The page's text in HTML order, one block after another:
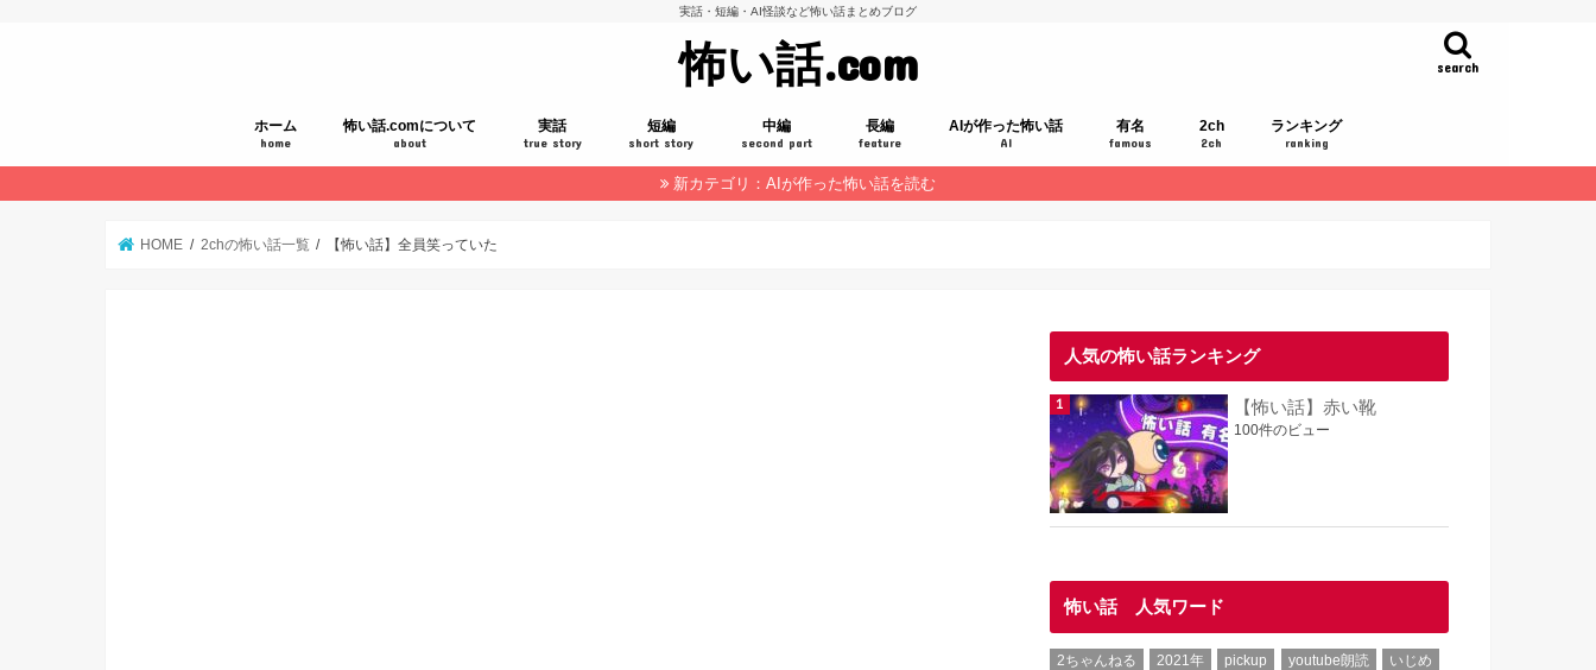
実話・短編・AI怪談など怖い話まとめブログ
怖い話.com search
ホーム
home
怖い話.comについて
about
実話
true story
短編
short story
中編
second part
長編
feature
AIが作った怖い話
AI
有名
famous
2ch
2ch
ランキング
ranking
新カテゴリ：AIが作った怖い話を読む
HOME 2chの怖い話一覧 【怖い話】全員笑っていた
人気の怖い話ランキング
【怖い話】赤い靴
100件のビュー
怖い話 人気ワード
2ちゃんねる 2021年 pickup youtube朗読
いじめ